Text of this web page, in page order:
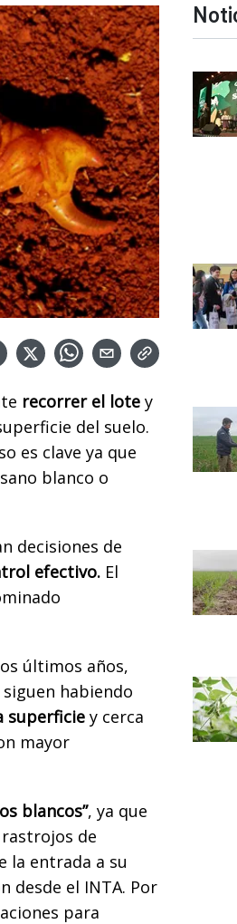
recorrer el lote y
del suelo.
es clave ya que
blanco o
decisiones de
efectivo. El
últimos años,
habiendo
superficie y cerca
mayor
blancos”, ya que
de
la entrada a su
desde el INTA. Por
para